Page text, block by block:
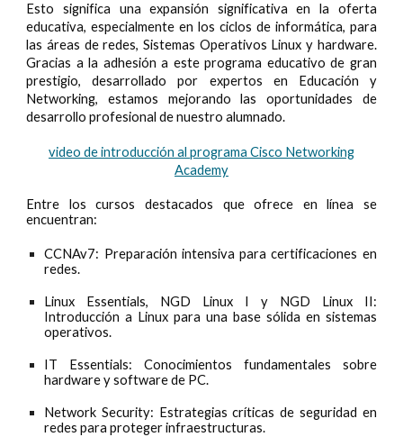
Esto significa una expansión significativa en la oferta
educativa, especialmente en los ciclos de informática, para
las áreas de redes, Sistemas Operativos Linux y hardware.
Gracias a la adhesión a este programa educativo de gran
prestigio, desarrollado por expertos en Educación y
Networking, estamos mejorando las oportunidades de
desarrollo profesional de nuestro alumnado.
video de introducción al programa Cisco Networking
Academy
Entre los cursos destacados que ofrece en línea se
encuentran:
CCNAv7: Preparación intensiva para certificaciones en
redes.
Linux Essentials, NGD Linux I y NGD Linux II:
Introducción a Linux para una base sólida en sistemas
operativos.
IT Essentials: Conocimientos fundamentales sobre
hardware y software de PC.
Network Security: Estrategias críticas de seguridad en
redes para proteger infraestructuras.